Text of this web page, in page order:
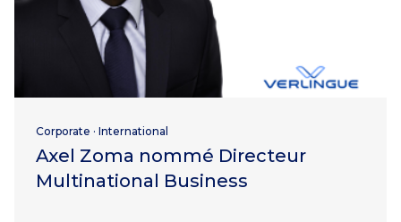
Corporate · International
Axel Zoma nommé Directeur
Multinational Business